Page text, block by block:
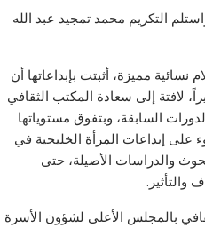
التكريم محمد تمجيد عبد الله
مميزة، أثبتت بإبداعاتها أن
لافتة إلى سعادة المكتب الثقافي
السابقة، وبتفوق مستوياتها
إبداعات المرأة الخليجية في
والدراسات الأصيلة، حتى
والتأثير.
بالمجلس الأعلى لشؤون الأسرة